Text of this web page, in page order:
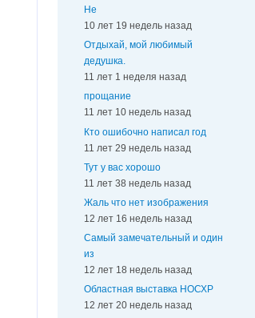
Не
10 лет 19 недель назад
Отдыхай, мой любимый
дедушка.
11 лет 1 неделя назад
прощание
11 лет 10 недель назад
Кто ошибочно написал год
11 лет 29 недель назад
Тут у вас хорошо
11 лет 38 недель назад
Жаль что нет изображения
12 лет 16 недель назад
Самый замечательный и один
из
12 лет 18 недель назад
Областная выставка НОСХР
12 лет 20 недель назад